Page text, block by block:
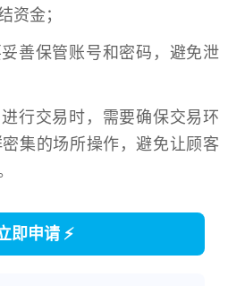
资金；
善保管账号和密码，避免泄
行交易时，需要确保交易环
集的场所操作，避免让顾客
即申请 ⚡